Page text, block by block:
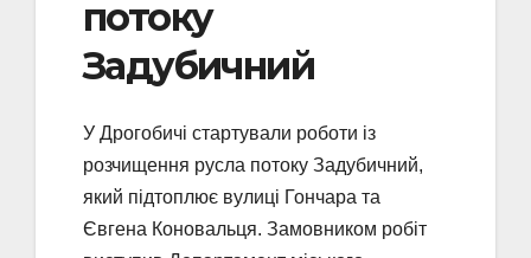
потоку
Задубичний
У Дрогобичі стартували роботи із
розчищення русла потоку Задубичний,
який підтоплює вулиці Гончара та
Євгена Коновальця. Замовником робіт